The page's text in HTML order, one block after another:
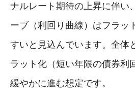
ナルレート期待の上昇に伴い
ーブ（利回り曲線）はフラッ
すいと見込んでいます。全体
ラット化（短い年限の債券利
緩やかに進む想定です。